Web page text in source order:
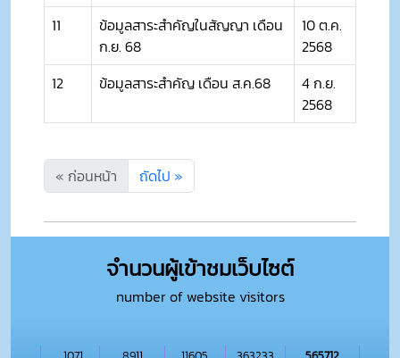
11
ข้อมูลสาระสำคัญในสัญญา เดือน
ก.ย. 68
10 ต.ค.
2568
12
ข้อมูลสาระสำคัญ เดือน ส.ค.68
4 ก.ย.
2568
« ก่อนหน้า ถัดไป »
จำนวนผู้เข้าชมเว็บไซต์
number of website visitors